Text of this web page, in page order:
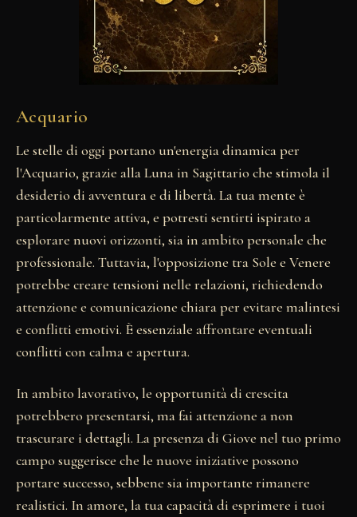
Acquario
Le stelle di oggi portano un'energia dinamica per
l'Acquario, grazie alla Luna in Sagittario che stimola il
desiderio di avventura e di libertà. La tua mente è
particolarmente attiva, e potresti sentirti ispirato a
esplorare nuovi orizzonti, sia in ambito personale che
professionale. Tuttavia, l'opposizione tra Sole e Venere
potrebbe creare tensioni nelle relazioni, richiedendo
attenzione e comunicazione chiara per evitare malintesi
e conflitti emotivi. È essenziale affrontare eventuali
conflitti con calma e apertura.
In ambito lavorativo, le opportunità di crescita
potrebbero presentarsi, ma fai attenzione a non
trascurare i dettagli. La presenza di Giove nel tuo primo
campo suggerisce che le nuove iniziative possono
portare successo, sebbene sia importante rimanere
realistici. In amore, la tua capacità di esprimere i tuoi